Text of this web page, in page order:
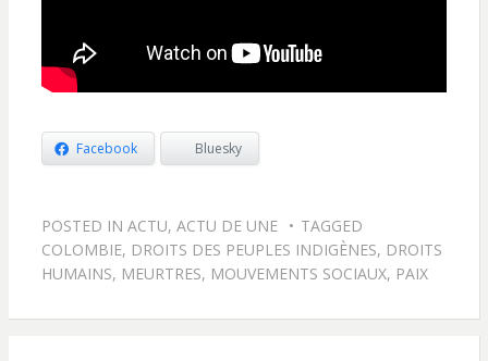
Facebook Bluesky
POSTED IN ACTU, ACTU DE UNE
TAGGED
COLOMBIE, DROITS DES PEUPLES INDIGÈNES, DROITS
HUMAINS, MEURTRES, MOUVEMENTS SOCIAUX, PAIX